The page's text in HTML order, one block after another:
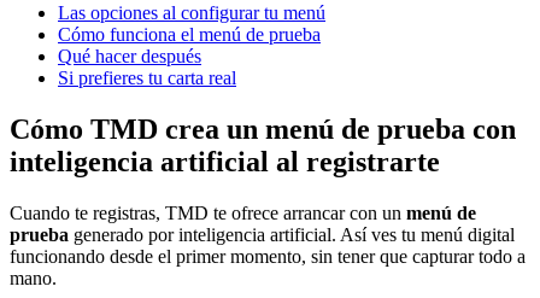
Las opciones al configurar tu menú
Cómo funciona el menú de prueba
Qué hacer después
Si prefieres tu carta real
Cómo TMD crea un menú de prueba con
inteligencia artificial al registrarte
Cuando te registras, TMD te ofrece arrancar con un menú de
prueba generado por inteligencia artificial. Así ves tu menú digital
funcionando desde el primer momento, sin tener que capturar todo a
mano.